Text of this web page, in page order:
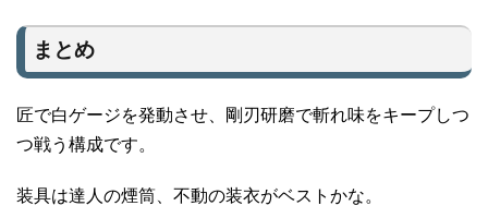
まとめ
匠で白ゲージを発動させ、剛刃研磨で斬れ味をキープしつ
つ戦う構成です。
装具は達人の煙筒、不動の装衣がベストかな。